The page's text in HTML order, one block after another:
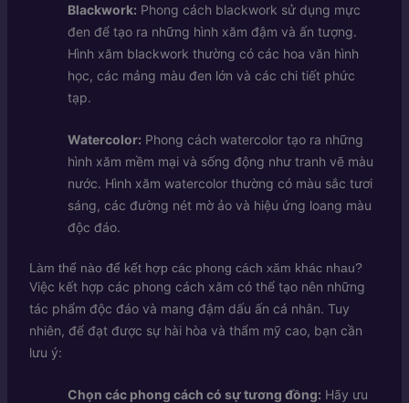
Blackwork: Phong cách blackwork sử dụng mực
đen để tạo ra những hình xăm đậm và ấn tượng.
Hình xăm blackwork thường có các hoa văn hình
học, các mảng màu đen lớn và các chi tiết phức
tạp.
Watercolor: Phong cách watercolor tạo ra những
hình xăm mềm mại và sống động như tranh vẽ màu
nước. Hình xăm watercolor thường có màu sắc tươi
sáng, các đường nét mờ ảo và hiệu ứng loang màu
độc đáo.
Làm thế nào để kết hợp các phong cách xăm khác nhau?
Việc kết hợp các phong cách xăm có thể tạo nên những
tác phẩm độc đáo và mang đậm dấu ấn cá nhân. Tuy
nhiên, để đạt được sự hài hòa và thẩm mỹ cao, bạn cần
lưu ý:
Chọn các phong cách có sự tương đồng: Hãy ưu